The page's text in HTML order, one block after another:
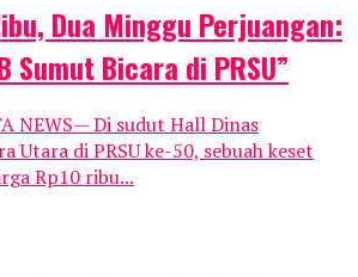
Dua Minggu Perjuangan:
Sumut Bicara di PRSU”
NEWS— Di sudut Hall Dinas
Utara di PRSU ke-50, sebuah keset
Rp10 ribu...